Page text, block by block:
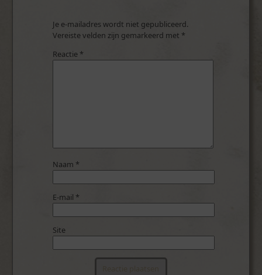
Je e-mailadres wordt niet gepubliceerd.
Vereiste velden zijn gemarkeerd met *
Reactie *
Naam *
E-mail *
Site